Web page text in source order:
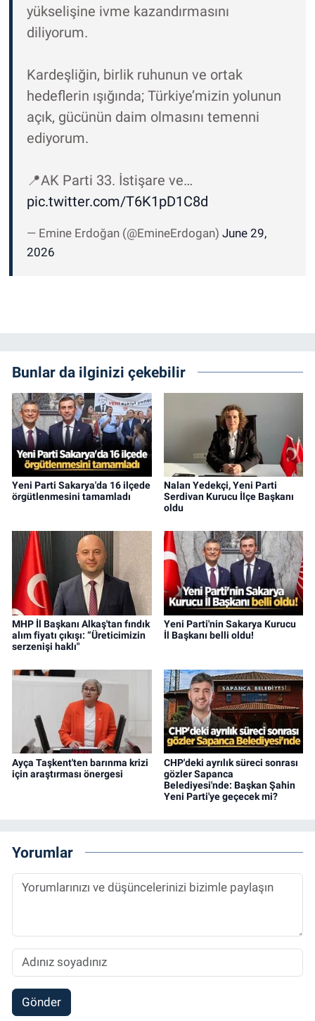
yükselişine ivme kazandırmasını
diliyorum.
Kardeşliğin, birlik ruhunun ve ortak
hedeflerin ışığında; Türkiye’mizin yolunun
açık, gücünün daim olmasını temenni
ediyorum.
📍AK Parti 33. İstişare ve…
pic.twitter.com/T6K1pD1C8d
— Emine Erdoğan (@EmineErdogan) June 29,
2026
Bunlar da ilginizi çekebilir
Yeni Parti Sakarya'da 16 ilçede
örgütlenmesini tamamladı
Nalan Yedekçi, Yeni Parti
Serdivan Kurucu İlçe Başkanı
oldu
MHP İl Başkanı Alkaş'tan fındık
alım fiyatı çıkışı: “Üreticimizin
serzenişi haklı"
Yeni Parti'nin Sakarya Kurucu
İl Başkanı belli oldu!
Ayça Taşkent'ten barınma krizi
için araştırması önergesi
CHP'deki ayrılık süreci sonrası
gözler Sapanca
Belediyesi'nde: Başkan Şahin
Yeni Parti'ye geçecek mi?
Yorumlar
Gönder